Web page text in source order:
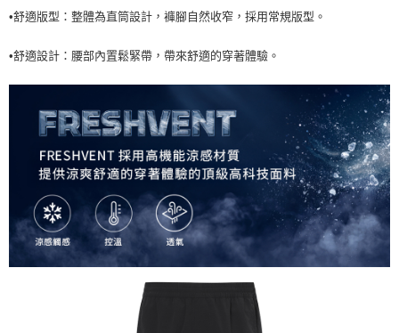
每筆NT$80，滿NT$990(含以上)免運費
•舒適版型：整體為直筒設計，褲腳自然收窄，採用常規版型。
•舒適設計：腰部內置鬆緊帶，帶來舒適的穿著體驗。